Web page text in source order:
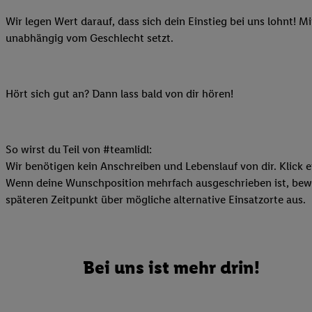
Wir legen Wert darauf, dass sich dein Einstieg bei uns lohnt!
unabhängig vom Geschlecht setzt.
Hört sich gut an? Dann lass bald von dir hören!
So wirst du Teil von #teamlidl:
Wir benötigen kein Anschreiben und Lebenslauf von dir. Klick
Wenn deine Wunschposition mehrfach ausgeschrieben ist,
späteren Zeitpunkt über mögliche alternative Einsatzorte aus.
Bei uns ist mehr drin!
auch Ihre in einen
Adresse und einer
können Ihre
Möglichkeit, Ihre
(„consenthub“)oder
Klick auf